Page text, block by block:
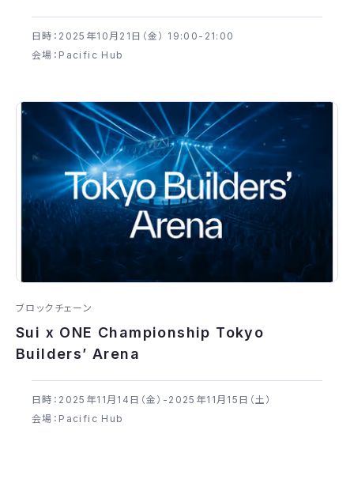
日時：2025年​10月21日（金） 19:00-21:00
会場：Pacific Hub
ブロックチェーン
Sui x ONE Championship Tokyo
Builders’ Arena
日時：2025年​11月14日（金）-2025年​11月15日（土）
会場：Pacific Hub